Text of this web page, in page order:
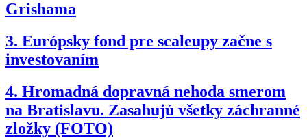
Grishama
3. Európsky fond pre scaleupy začne s
investovaním
4. Hromadná dopravná nehoda smerom
na Bratislavu. Zasahujú všetky záchranné
zložky (FOTO)